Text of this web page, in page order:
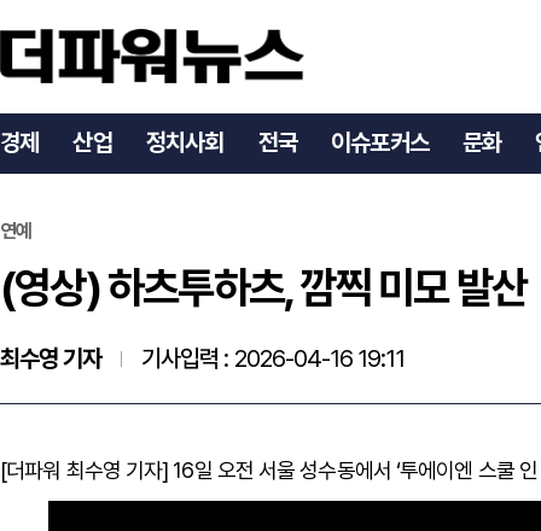
경제 산업 정치사회 전국 이슈포커스 문화
(영상) 하츠투하츠, 깜찍 미모 발산
연예
(영상) 하츠투하츠, 깜찍 미모 발산
최수영 기자 기사입력 : 2026-04-16 19:11
[더파워 최수영 기자] 16일 오전 서울 성수동에서 ‘투에이엔 스쿨